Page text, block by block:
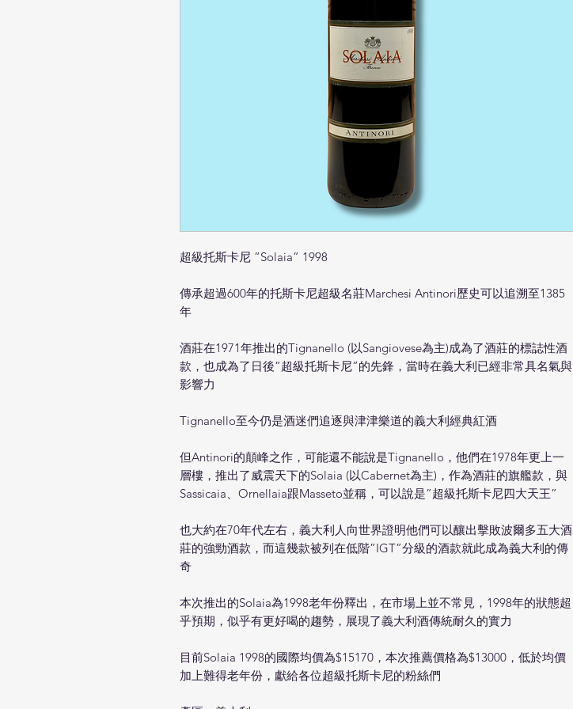
超級托斯卡尼 ”Solaia” 1998
傳承超過600年的托斯卡尼超級名莊Marchesi Antinori歷史可以追溯至1385
年
酒莊在1971年推出的Tignanello (以Sangiovese為主)成為了酒莊的標誌性酒
款，也成為了日後”超級托斯卡尼”的先鋒，當時在義大利已經非常具名氣與
影響力
Tignanello至今仍是酒迷們追逐與津津樂道的義大利經典紅酒
但Antinori的顛峰之作，可能還不能說是Tignanello，他們在1978年更上一
層樓，推出了威震天下的Solaia (以Cabernet為主)，作為酒莊的旗艦款，與
Sassicaia、Ornellaia跟Masseto並稱，可以說是”超級托斯卡尼四大天王”
也大約在70年代左右，義大利人向世界證明他們可以釀出擊敗波爾多五大酒
莊的強勁酒款，而這幾款被列在低階”IGT”分級的酒款就此成為義大利的傳
奇
本次推出的Solaia為1998老年份釋出，在市場上並不常見，1998年的狀態超
乎預期，似乎有更好喝的趨勢，展現了義大利酒傳統耐久的實力
目前Solaia 1998的國際均價為$15170，本次推薦價格為$13000，低於均價
加上難得老年份，獻給各位超級托斯卡尼的粉絲們